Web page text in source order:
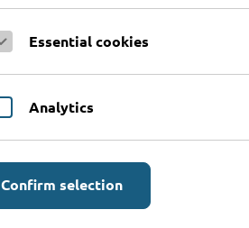
Online-
Essential cookies
Analytics
Confirm selection